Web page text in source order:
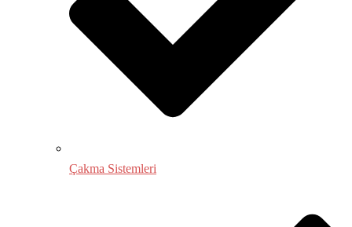
Çakma Sistemleri